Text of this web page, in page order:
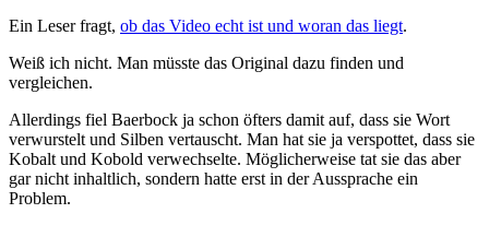
Ein Leser fragt, ob das Video echt ist und woran das liegt.
Weiß ich nicht. Man müsste das Original dazu finden und
vergleichen.
Allerdings fiel Baerbock ja schon öfters damit auf, dass sie Wort
verwurstelt und Silben vertauscht. Man hat sie ja verspottet, dass sie
Kobalt und Kobold verwechselte. Möglicherweise tat sie das aber
gar nicht inhaltlich, sondern hatte erst in der Aussprache ein
Problem.